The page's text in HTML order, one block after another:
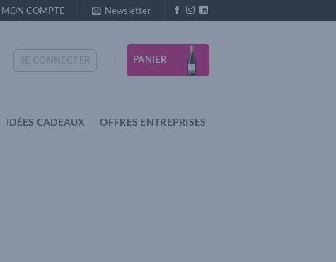
MON COMPTE Newsletter
PANIER
IDÉES CADEAUX OFFRES ENTREPRISES